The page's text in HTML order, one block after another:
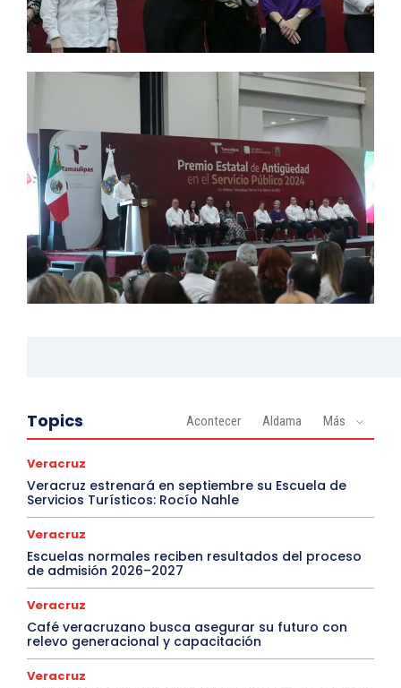
Topics Acontecer Aldama Más
Veracruz
Veracruz estrenará en septiembre su Escuela de
Servicios Turísticos: Rocío Nahle
Veracruz
Escuelas normales reciben resultados del proceso
de admisión 2026–2027
Veracruz
Café veracruzano busca asegurar su futuro con
relevo generacional y capacitación
Veracruz